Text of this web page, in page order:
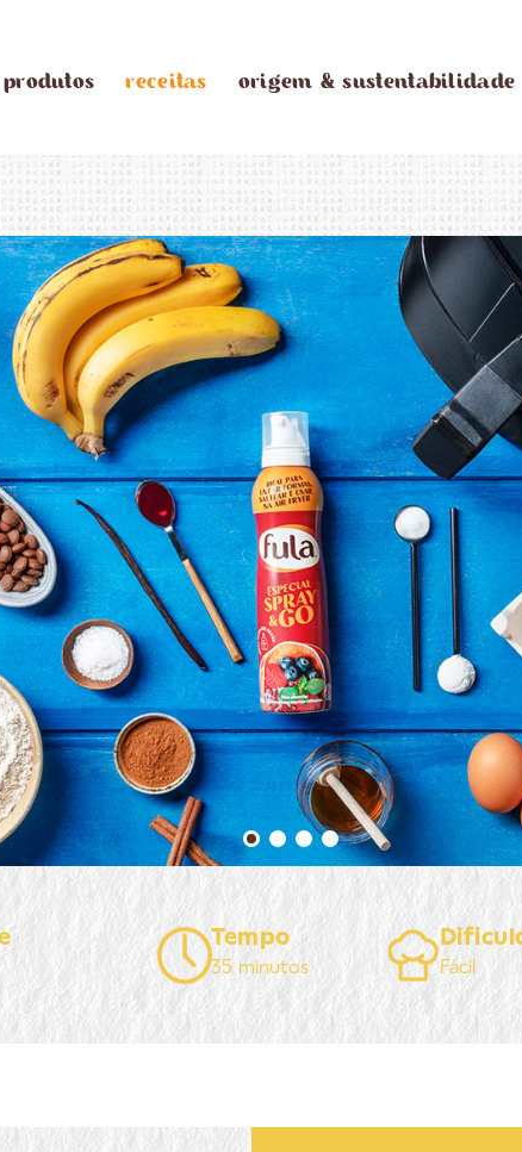
produtos receitas origem & sustentabilidade
Tempo
35 minutos Fácil